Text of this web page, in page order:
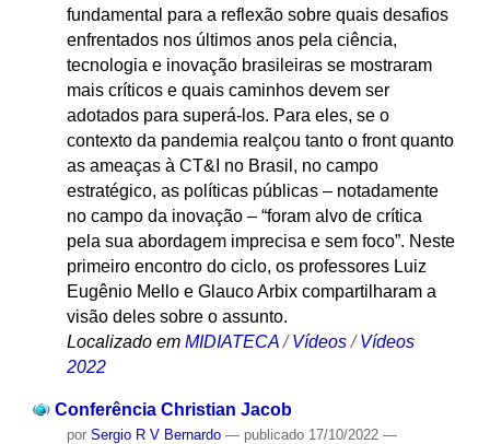
fundamental para a reflexão sobre quais desafios
enfrentados nos últimos anos pela ciência,
tecnologia e inovação brasileiras se mostraram
mais críticos e quais caminhos devem ser
adotados para superá-los. Para eles, se o
contexto da pandemia realçou tanto o front quanto
as ameaças à CT&I no Brasil, no campo
estratégico, as políticas públicas – notadamente
no campo da inovação – “foram alvo de crítica
pela sua abordagem imprecisa e sem foco”. Neste
primeiro encontro do ciclo, os professores Luiz
Eugênio Mello e Glauco Arbix compartilharam a
visão deles sobre o assunto.
Localizado em MIDIATECA /Vídeos /Vídeos
2022
Conferência Christian Jacob
por Sergio R V Bernardo — publicado17/10/2022 —